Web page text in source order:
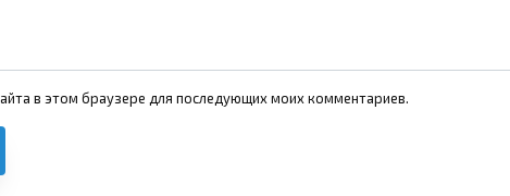
в этом браузере для последующих моих комментариев.